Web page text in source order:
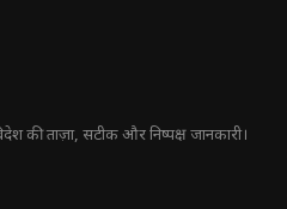
की ताज़ा, सटीक और निष्पक्ष जानकारी।